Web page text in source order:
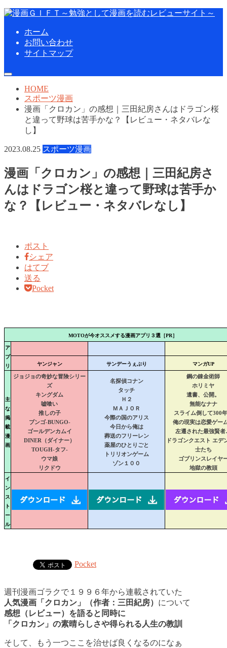
ホーム
お問い合わせ
サイトマップ
HOME
スポーツ漫画
漫画「クロカン」の感想｜三田紀房さんはドラゴン桜
と違って野球は苦手かな？【レビュー・ネタバレな
し】
2023.08.25 スポーツ漫画
漫画「クロカン」の感想｜三田紀房さ
んはドラゴン桜と違って野球は苦手か
な？【レビュー・ネタバレなし】
ポスト
シェア
はてブ
送る
Pocket
MOTOが今オススメする漫画アプリ３選［PR］
ア
プ
リ
ヤンジャン サンデーうぇぶり マンガUP
主
な
掲
載
漫
画
ジョジョの奇妙な冒険シリー
ズ
キングダム
嘘喰い
推しの子
ブンゴ-BUNGO-
ゴールデンカムイ
DINER（ダイナー）
TOUGH-タフ-
ウマ娘
リクドウ
名探偵コナン
タッチ
Ｈ２
ＭＡＪＯＲ
今際の国のアリス
今日から俺は
葬送のフリーレン
薬屋のひとりごと
トリリオンゲーム
ゾン１００
鋼の錬金術師
ホリミヤ
遺書、公開。
無能なナナ
スライム倒して300
俺の現実は恋愛ゲー
左遷された最強賢
ドラゴンクエスト エデ
士たち
ゴブリンスレイヤ
地獄の教頭
イ
ン
ス
ト
ー
ル
Pocket
週刊漫画ゴラクで１９９６年から連載されていた
人気漫画「クロカン」（作者：三田紀房） について
感想（レビュー）を語ると同時に
「クロカン」の素晴らしさや得られる人生の教訓
そして、もう一つここを治せば良くなるのになぁ